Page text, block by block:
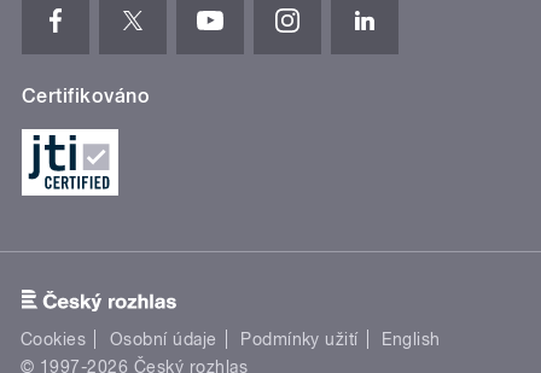
Certifikováno
Cookies Osobní údaje Podmínky užití
English
© 1997-2026 Český rozhlas